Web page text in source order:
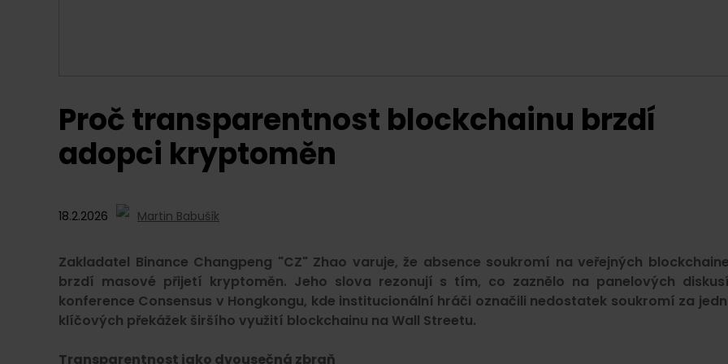
Proč transparentnost blockchainu brzdí
adopci kryptoměn
18.2.2026 Martin Babušík
Zakladatel Binance Changpeng "CZ" Zhao varuje, že absence soukromí na veřejných
brzdí masové přijetí kryptoměn. Jeho slova rezonují s tím, co zaznělo na panelových
konference Consensus v Hongkongu, kde institucionální hráči označili nedostatek soukromí za
klíčových překážek širšího využití blockchainu na Wall Streetu.
Transparentnost jako dvousečná zbraň